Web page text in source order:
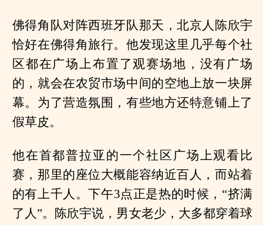
佛得角队对阵西班牙队那天，北京人陈欣宇
恰好在佛得角旅行。他发现这里几乎每个社
区都在广场上布置了观赛场地，没有广场
的，就会在农贸市场中间的空地上放一块屏
幕。为了营造氛围，有些地方还特意铺上了
假草皮。
他在首都普拉亚的一个社区广场上观看比
赛，那里的座位大概能容纳近百人，而站着
的有上千人。下午3点正是热的时候，“挤满
了人”。陈欣宇说，男女老少，大多都穿着球